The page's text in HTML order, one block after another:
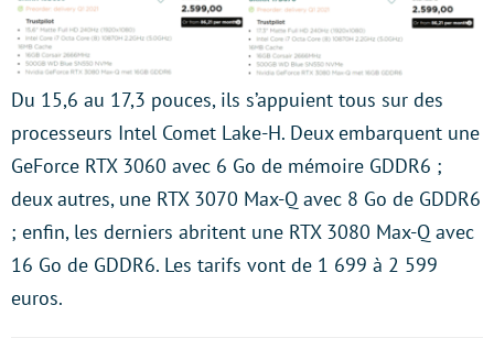
Du 15,6 au 17,3 pouces, ils s’appuient tous sur des
processeurs Intel Comet Lake-H. Deux embarquent une
GeForce RTX 3060 avec 6 Go de mémoire GDDR6 ;
deux autres, une RTX 3070 Max-Q avec 8 Go de GDDR6
; enfin, les derniers abritent une RTX 3080 Max-Q avec
16 Go de GDDR6. Les tarifs vont de 1 699 à 2 599
euros.